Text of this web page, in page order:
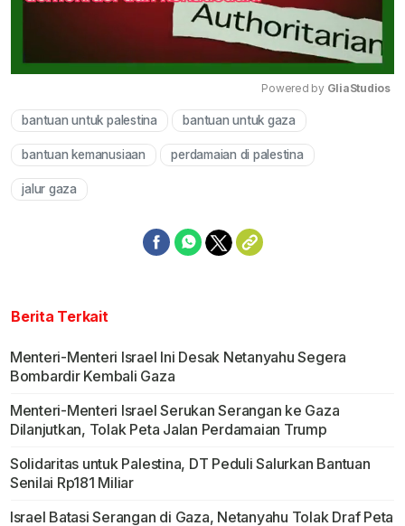
Powered by GliaStudios
bantuan untuk palestina bantuan untuk gaza
bantuan kemanusiaan perdamaian di palestina
jalur gaza
Berita Terkait
Menteri-Menteri Israel Ini Desak Netanyahu Segera
Bombardir Kembali Gaza
Menteri-Menteri Israel Serukan Serangan ke Gaza
Dilanjutkan, Tolak Peta Jalan Perdamaian Trump
Solidaritas untuk Palestina, DT Peduli Salurkan Bantuan
Senilai Rp181 Miliar
Israel Batasi Serangan di Gaza, Netanyahu Tolak Draf Peta